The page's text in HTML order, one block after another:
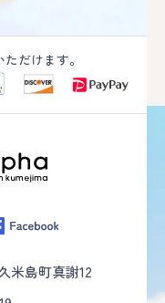
だけます。
米島町真謝12